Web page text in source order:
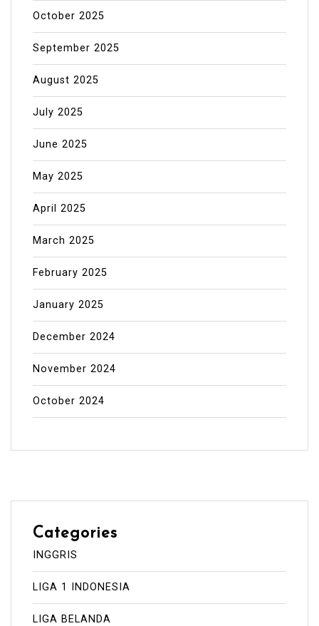
October 2025
September 2025
August 2025
July 2025
June 2025
May 2025
April 2025
March 2025
February 2025
January 2025
December 2024
November 2024
October 2024
Categories
INGGRIS
LIGA 1 INDONESIA
LIGA BELANDA